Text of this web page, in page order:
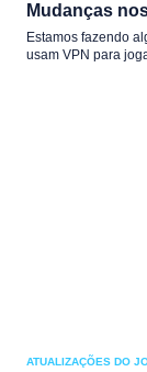
Mudanças
Estamos fazendo
usam VPN para
ATUALIZAÇÕES DO